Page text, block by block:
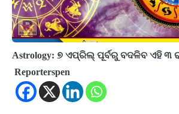
Astrology: ୭ ଏପ୍ରିଲ୍ ପୂର୍ବରୁ ବଦଳିବ ଏହି ୩
Reporterspen